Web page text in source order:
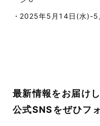
2025年5月14日(水)-
最新情報をお届けし
公式SNSをぜひフ